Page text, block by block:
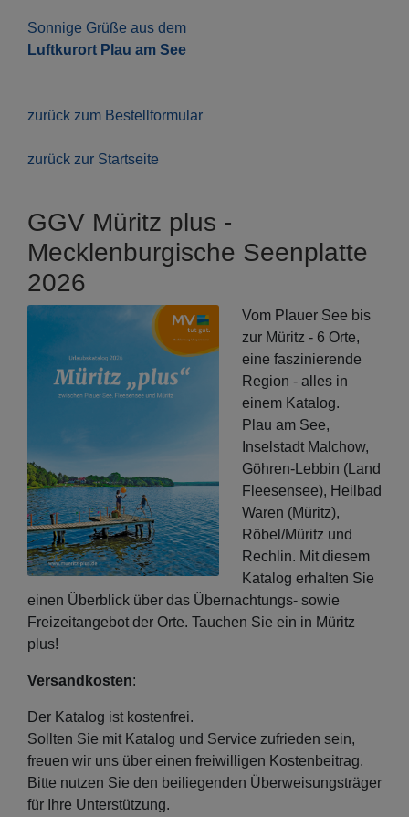
Sonnige Grüße aus dem
Luftkurort Plau am See
zurück zum Bestellformular
zurück zur Startseite
GGV Müritz plus -
Mecklenburgische Seenplatte
2026
Vom Plauer See bis
zur Müritz - 6 Orte,
eine faszinierende
Region - alles in
einem Katalog.
Plau am See,
Inselstadt Malchow,
Göhren-Lebbin (Land
Fleesensee), Heilbad
Waren (Müritz),
Röbel/Müritz und
Rechlin. Mit diesem
Katalog erhalten Sie
einen Überblick über das Übernachtungs- sowie
Freizeitangebot der Orte. Tauchen Sie ein in Müritz
plus!
Versandkosten:
Der Katalog ist kostenfrei.
Sollten Sie mit Katalog und Service zufrieden sein,
freuen wir uns über einen freiwilligen Kostenbeitrag.
Bitte nutzen Sie den beiliegenden Überweisungsträger
für Ihre Unterstützung.